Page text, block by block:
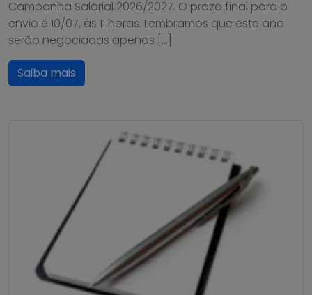
Campanha Salarial 2026/2027. O prazo final para o
envio é 10/07, às 11 horas. Lembramos que este ano
serão negociadas apenas […]
Saiba mais